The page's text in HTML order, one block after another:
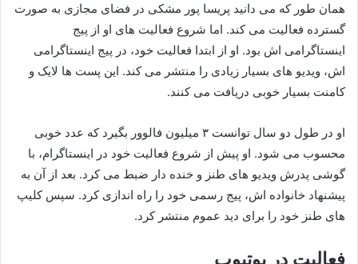
همان طور که می دانید پریسا پور مشکی در فضای مجازی به صورت
گسترده فعالیت می کند. اما شروع فعالیت های او از پیج
اینستاگرامی اش بود. او از ابتدا فعالیت خود، در پیج اینستاگرامی
اش، ویدیو های بسیار زیادی را منتشر می کند. این پست ها لایک و
کامنت بسیار خوبی دریافت می کنند.
او در طول دو سال توانست ۳ میلیون فالوور بگیرد که عدد خوبی
محسوب می شود. او پیش از شروع فعالیت خود در اینستاگرام، با
گوشی پدرش ویدیو های طنز و خنده دار ضبط می کرد. بعد از آن به
پیشنهاد خانواده اش، پیج رسمی خود را راه اندازی کرد. سپس کلیپ
های طنز خود را برای دید عموم منتشر کرد.
فعالیت در یوتیوب